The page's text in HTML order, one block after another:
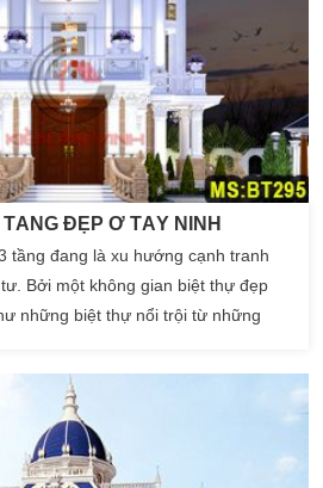
ĐẸP Ở TÂY NINH
tầng đang là xu hướng cạnh tranh
Bởi một không gian biệt thự đẹp
những biệt thự nổi trội từ những
đúng điều độ như hợp với khí hậu
Phong cảnh gần gữi với […]